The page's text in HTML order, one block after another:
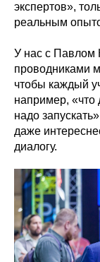
экспертов»,
реальным
У нас с Павлом
проводниками
чтобы каждый
например, «что
надо
даже
диалогу.